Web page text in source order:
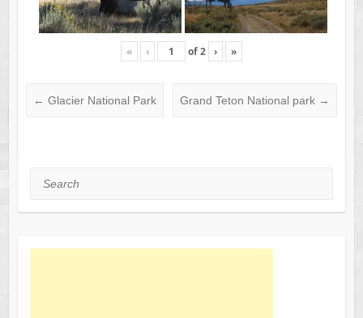
« ‹ of2 › »
← Glacier National Park Grand Teton National park →
Search